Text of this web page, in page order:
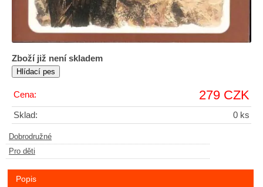
Zboží již není skladem
Cena: 279 CZK
Sklad: 0 ks
Dobrodružné
Pro děti
Popis